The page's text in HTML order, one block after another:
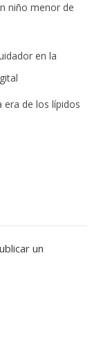
niño menor de
en la
era de los lípidos
un